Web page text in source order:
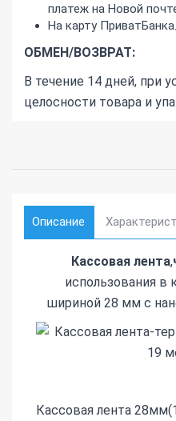
платеж на Новой
На карту ПриватБанка.
ОБМЕН/ВОЗВРАТ:
В течение 14 дней, при
целосности товара и
Описание
Кассовая лента,
использования в
шириной 28 мм с
Кассовая лента